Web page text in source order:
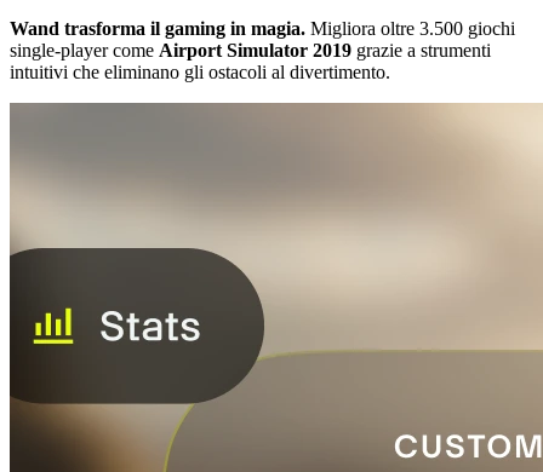
Wand trasforma il gaming in magia. Migliora oltre 3.500 giochi
single-player come Airport Simulator 2019 grazie a strumenti
intuitivi che eliminano gli ostacoli al divertimento.